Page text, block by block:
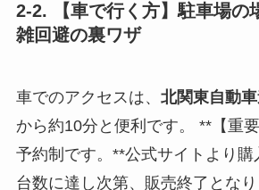
2-2. 【車で行く方】駐車場の
雑回避の裏ワザ
車でのアクセスは、 北関東自動
から約10分と便利です。 **【重
予約制です。**公式サイトより購
台数に達し次第、販売終了とな